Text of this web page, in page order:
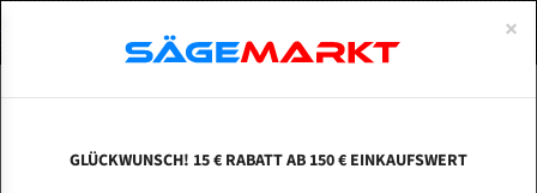
ABOUTS
ENGLISH
×
GLÜCKWUNSCH! 15 € RABATT AB 150 € EINKAUFSWERT